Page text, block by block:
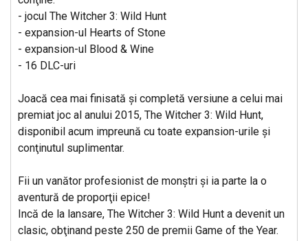
- jocul The Witcher 3: Wild Hunt
- expansion-ul Hearts of Stone
- expansion-ul Blood & Wine
- 16 DLC-uri
Joacă cea mai finisată şi completă versiune a celui mai
premiat joc al anului 2015, The Witcher 3: Wild Hunt,
disponibil acum impreună cu toate expansion-urile şi
conţinutul suplimentar.
Fii un vanător profesionist de monştri şi ia parte la o
aventură de proporţii epice!
Incă de la lansare, The Witcher 3: Wild Hunt a devenit un
clasic, obţinand peste 250 de premii Game of the Year.